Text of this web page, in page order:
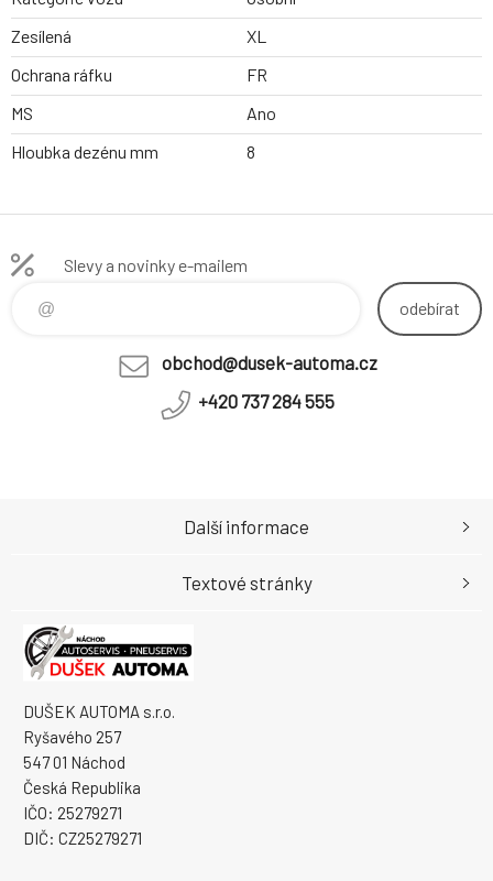
Zesílená
XL
Ochrana ráfku
FR
MS
Ano
Hloubka dezénu mm
8
Slevy a novinky e-mailem
odebírat
obchod@dusek-automa.cz
+420 737 284 555
DUŠEK AUTOMA s.r.o.
Ryšavého 257
547 01 Náchod
Česká Republika
IČO: 25279271
DIČ: CZ25279271
Další informace
Textové stránky